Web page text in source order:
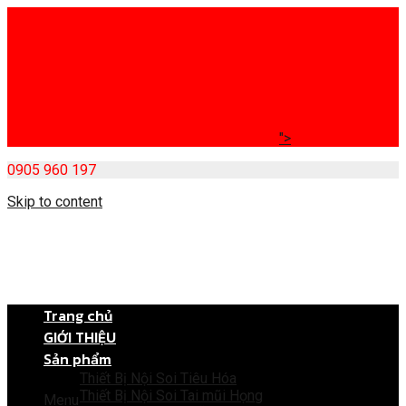
">
0905 960 197
Skip to content
Menu
Trang chủ
GIỚI THIỆU
Sản phẩm
Thiết Bị Nội Soi Tiêu Hóa
Thiết Bị Nội Soi Tai mũi Họng